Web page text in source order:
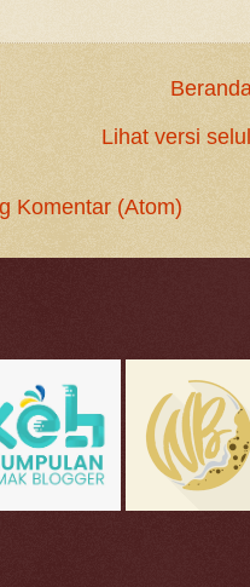
Lihat versi
Komentar (Atom)